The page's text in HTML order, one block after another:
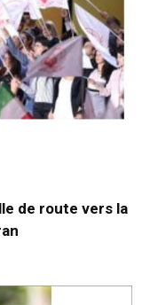
de route vers la